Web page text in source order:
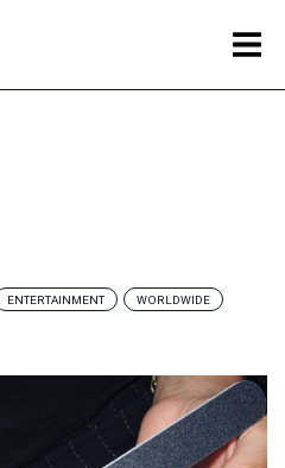
ENTERTAINMENT WORLDWIDE